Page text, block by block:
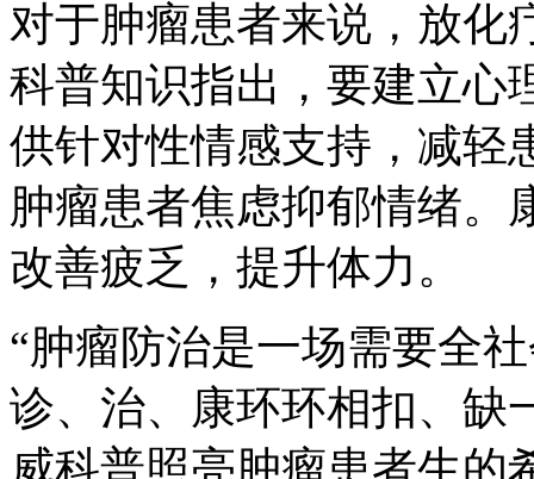
对于肿瘤患者来说，放化
科普知识指出，要建立心
供针对性情感支持，减轻
肿瘤患者焦虑抑郁情绪。
改善疲乏，提升体力。
“肿瘤防治是一场需要全
诊、治、康环环相扣、缺
威科普照亮肿瘤患者生的